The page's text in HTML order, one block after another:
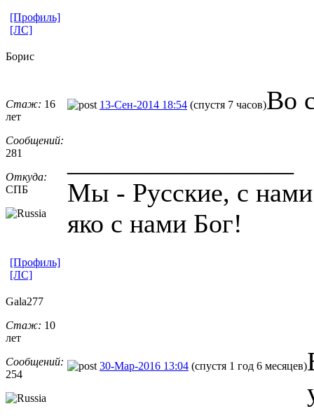
[Профиль]
[ЛС]
Борис
Стаж: 16
лет
Сообщений:
281
Откуда:
СПБ
13-Сен-2014 18:54 (спустя 7 часов)Во
Мы - Русские, с нами
яко с нами Бог!
[Профиль]
[ЛС]
Gala277
Стаж: 10
лет
Сообщений:
254
30-Мар-2016 13:04 (спустя 1 год 6 месяцев)